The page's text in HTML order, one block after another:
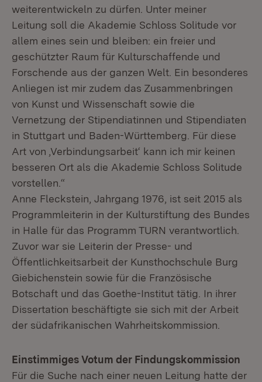
weiterentwickeln zu dürfen. Unter meiner
Leitung soll die Akademie Schloss Solitude vor
allem eines sein und bleiben: ein freier und
geschützter Raum für Kulturschaffende und
Forschende aus der ganzen Welt. Ein besonderes
Anliegen ist mir zudem das Zusammenbringen
von Kunst und Wissenschaft sowie die
Vernetzung der Stipendiatinnen und Stipendiaten
in Stuttgart und Baden-Württemberg. Für diese
Art von ‚Verbindungsarbeit‘ kann ich mir keinen
besseren Ort als die Akademie Schloss Solitude
vorstellen.“
Anne Fleckstein, Jahrgang 1976, ist seit 2015 als
Programmleiterin in der Kulturstiftung des Bundes
in Halle für das Programm TURN verantwortlich.
Zuvor war sie Leiterin der Presse- und
Öffentlichkeitsarbeit der Kunsthochschule Burg
Giebichenstein sowie für die Französische
Botschaft und das Goethe-Institut tätig. In ihrer
Dissertation beschäftigte sie sich mit der Arbeit
der südafrikanischen Wahrheitskommission.
Einstimmiges Votum der Findungskommission
Für die Suche nach einer neuen Leitung hatte der